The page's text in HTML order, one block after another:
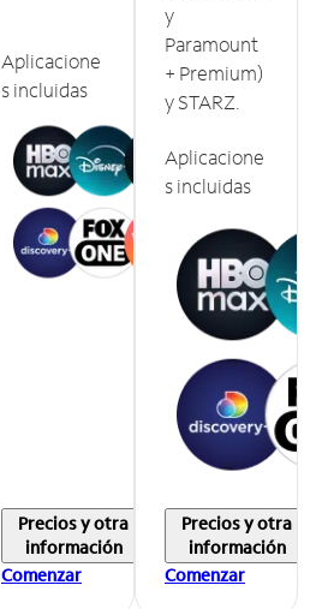
Aplicacione
s incluidas
Precios y otra
información
Comenzar
y
Paramount
+ Premium)
y STARZ.
Aplicacione
s incluidas
Precios y otra
información
Comenzar